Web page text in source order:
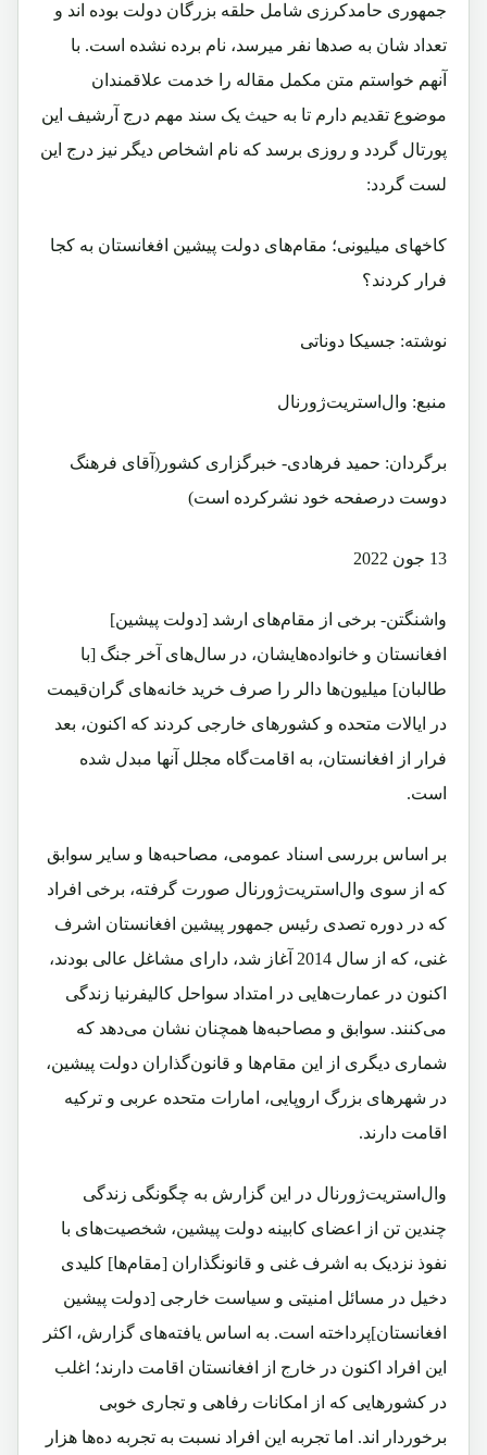
جمهوری حامدکرزی شامل حلقه بزرگان دولت بوده اند و
تعداد شان به صدها نفر میرسد، نام برده نشده است. با
آنهم خواستم متن مکمل مقاله را خدمت علاقمندان
موضوع تقدیم دارم تا به حیث یک سند مهم درج آرشیف این
پورتال گردد و روزی برسد که نام اشخاص دیگر نیز درج این
لست گردد:
کاخهای میلیونی؛ مقام‌های دولت پیشین افغانستان به کجا
فرار کردند؟
نوشته: جسیکا دوناتی
منبع: وال‌استریت‌ژورنال
برگردان: حمید فرهادی- خبرگزاری کشور(آقای فرهنگ
دوست درصفحه خود نشرکرده است)
13 جون 2022
واشنگتن- برخی از مقام‌های ارشد [دولت پیشین]
افغانستان و خانواده‌هایشان، در سال‌های آخر جنگ [با
طالبان] میلیون‌ها دالر را صرف خرید خانه‌های گران‌قیمت
در ایالات متحده و کشورهای خارجی کردند که اکنون، بعد
فرار از افغانستان، به اقامت‌گاه مجلل آنها مبدل شده
است.
بر اساس بررسی اسناد عمومی، مصاحبه‌ها و سایر سوابق
که از سوی‌ وال‌استریت‌ژورنال صورت گرفته، برخی افراد
که در دوره تصدی رئیس جمهور پیشین افغانستان اشرف
غنی، که از سال 2014 آغاز شد، دارای مشاغل عالی بودند،
اکنون در عمارت‌هایی در امتداد سواحل کالیفرنیا زندگی
می‌کنند. سوابق و مصاحبه‌ها همچنان نشان می‌دهد که
شماری دیگری از این مقام‌ها و قانون‌گذاران دولت پیشین،
در شهرهای بزرگ اروپایی، امارات متحده عربی و ترکیه
اقامت دارند.
وال‌استریت‌ژورنال در این گزارش به چگونگی زندگی
چندین تن از اعضای کابینه دولت پیشین، شخصیت‌های با
نفوذ نزدیک به اشرف غنی و قانونگذاران [مقام‌ها] کلیدی
دخیل در مسائل امنیتی و سیاست خارجی [دولت پیشین
افغانستان]پرداخته است. به اساس یافته‌های گزارش، اکثر
این افراد اکنون در خارج از افغانستان اقامت دارند؛ اغلب
در کشورهایی که از امکانات رفاهی و تجاری خوبی
برخوردار اند. اما تجربه این افراد نسبت به تجربه ده‌ها هزار